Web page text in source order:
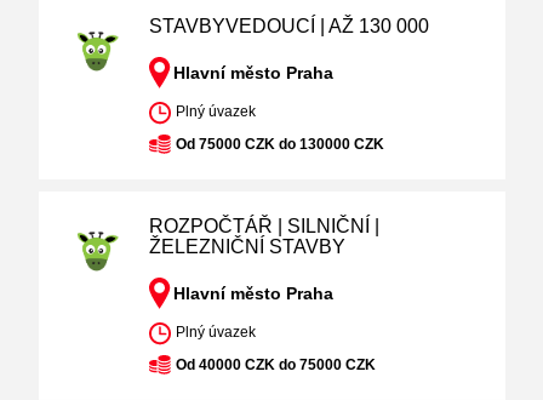
STAVBYVEDOUCÍ | AŽ 130 000
Hlavní město Praha
Plný úvazek
Od 75000 CZK do 130000 CZK
ROZPOČTÁŘ | SILNIČNÍ |
ŽELEZNIČNÍ STAVBY
Hlavní město Praha
Plný úvazek
Od 40000 CZK do 75000 CZK